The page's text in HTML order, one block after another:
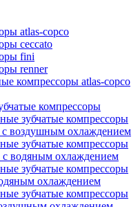
atlas-copco
ceccato
fini
renner
компрессоры atlas-copco
компрессоры
зубчатые компрессоры
с воздушным охлаждением
зубчатые компрессоры
с водяным охлаждением
зубчатые компрессоры
охлаждением
зубчатые компрессоры